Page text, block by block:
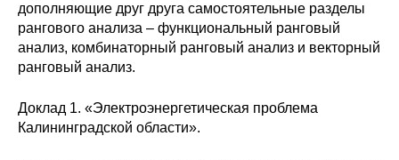
Стандарты оформления
Семинары
Российско-французский семинар
дополняющие друг друга самостоятельные разделы
рангового анализа – функциональный ранговый
анализ, комбинаторный ранговый анализ и векторный
ранговый анализ.
Доклад 1. «Электроэнергетическая проблема
Калининградской области».